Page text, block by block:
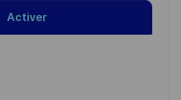
Activer